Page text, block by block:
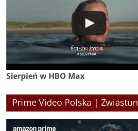
Sierpień w HBO Max
Prime Video Polska |